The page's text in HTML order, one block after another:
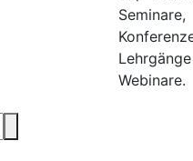
Seminare,
Webinare.